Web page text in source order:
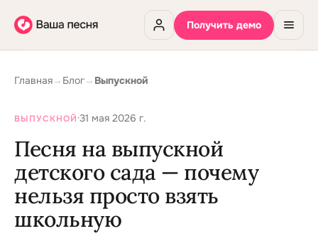
Получить демо
Главная→ Блог→ Выпускной
ВЫПУСКНОЙ·31 мая 2026 г.
Песня на выпускной
детского сада — почему
нельзя просто взять
школьную